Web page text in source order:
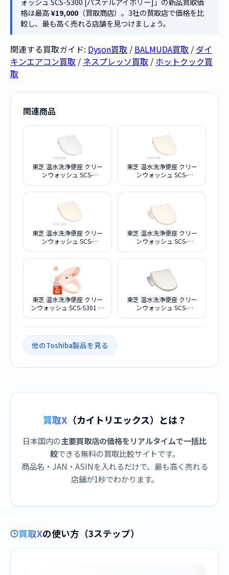
格は最高¥19,000（買取商店）。3社の買取店で価格を比
較し、最も高く売れる店舗を見つけましょう。
関連する買取ガイド: Dyson買取 / BALMUDA買取 / ダイ
キンエアコン買取 / ネスプレッソ買取 / ホットクック買
取
関連商品
東芝 温水洗浄便座 クリー
ンウォッシュ SCS-
東芝 温水洗浄便座 クリー
ンウォッシュ SCS-
ボリー]
東芝 温水洗浄便座 クリー
ンウォッシュ SCS-
ボリー]
東芝 温水洗浄便座 クリー
ンウォッシュ SCS-
ボリー]
東芝 温水洗浄便座 クリー
ンウォッシュ SCS-S301 ア
東芝 温水洗浄便座 クリー
ンウォッシュ SCS-
他のToshiba製品を見る
買取X （カイトリエックス）とは？
日本国内の主要買取店の価格をリアルタイムで一括比
較できる無料の買取比較サイトです。
商品名・JAN・ASINを入れるだけで、最も高く売れる
店舗が1秒でわかります。
買取Xの使い方（3ステップ）